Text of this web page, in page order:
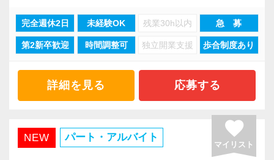
現在当社では「渋谷」「新宿」「錦糸町」
「柏」「横浜」「大阪」の６拠点を展開してい
2021年6月に「渋谷オフィス」を新設し、その
後「新宿オフィス」「大阪オフィス」「錦糸町
さらに2022年12月には「柏オフィス」を開設
し、2025年には大阪オフィスを増床するなど、
完全週休2日 未経験OK 残業30h以内 急 募
第2新卒歓迎 時間調整可 独立開業支援 歩合制度あり
詳細を見る 応募する
NEW パート・アルバイト favorite
マイリスト